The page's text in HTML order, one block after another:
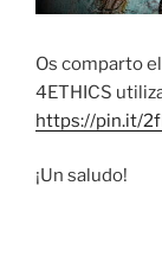
Os comparto
4ETHICS
https://pin.it/
¡Un saludo!